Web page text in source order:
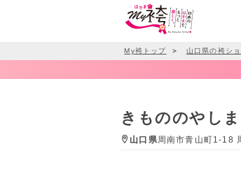
My袴トップ ＞ 山口県の袴シ
きもののやし
山口県周南市青山町1-18